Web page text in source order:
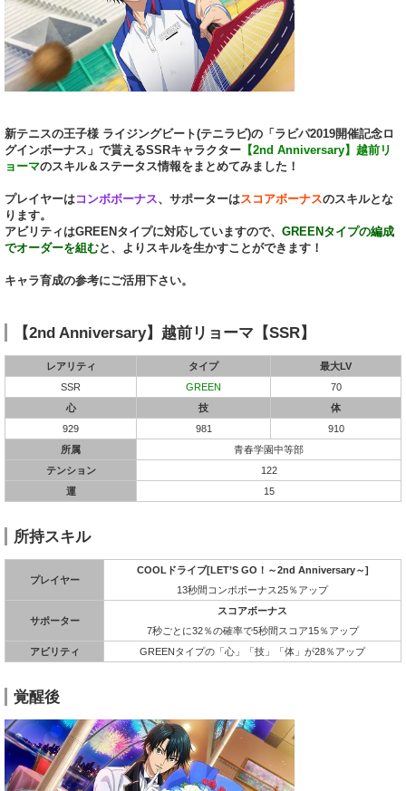
新テニスの王子様 ライジングビート(テニラビ)の「ラビパ2019開催記念ロ
グインボーナス」で貰えるSSRキャラクター 【2nd Anniversary】越前リ
ョーマのスキル＆ステータス情報をまとめてみました！
プレイヤーはコンボボーナス、サポーターはスコアボーナスのスキルとな
ります。
アビリティはGREENタイプに対応していますので、 GREENタイプの編成
でオーダーを組むと、よりスキルを生かすことができます！
キャラ育成の参考にご活用下さい。
【2nd Anniversary】越前リョーマ【SSR】
レアリティ タイプ
最大LV
SSR
GREEN
70
心
技
体
929
981
910
所属
青春学園中等部
テンション
122
運
15
所持スキル
プレイヤー
COOLドライブ[LET’S GO！～2nd Anniversary～]
13秒間コンボボーナス25％アップ
サポーター
スコアボーナス
7秒ごとに32％の確率で5秒間スコア15％アップ
アビリティ
GREENタイプの「心」「技」「体」が28％アップ
覚醒後